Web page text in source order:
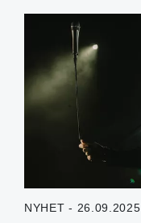
NYHET - 26.09.2025